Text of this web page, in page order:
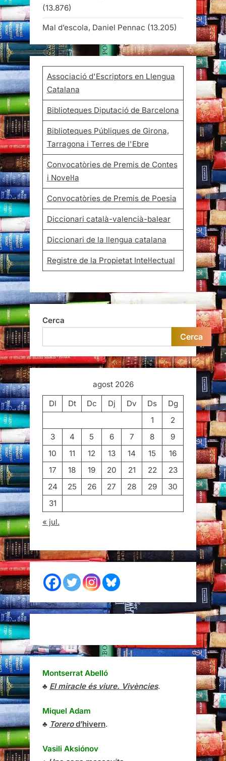
(13.876)
Mal d’escola, Daniel Pennac (13.205)
Associació d'Escriptors en Llengua
Catalana
Biblioteques Diputació de Barcelona
Biblioteques Públiques de Girona,
Tarragona i Terres de l'Ebre
Convocatòries de Premis de Contes
i Novel·la
Convocatòries de Premis de Poesia
Diccionari català-valencià-balear
Diccionari de la llengua catalana
Registre de la Propietat Intel·lectual
Cerca
Cerca
agost 2026
Dl
Dt Dc Dj Dv Ds
Dg
1
2
3
4 5 6 7 8
9
10
11 12 13 14 15
16
17
18 19 20 21 22
23
24
25 26 27 28 29
30
31
« jul.
Montserrat Abelló
♣ El miracle és viure. Vivències.
Miquel Adam
♣ Torerod’hivern.
Vasili Aksiónov